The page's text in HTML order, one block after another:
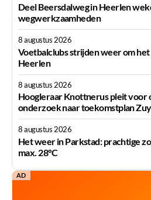
Deel Beersdalweg in Heerlen
wegwerkzaamheden
8 augustus 2026
Voetbalclubs strijden weer om
Heerlen
8 augustus 2026
Hoogleraar Knottnerus pleit voor
onderzoek naar toekomstplan
8 augustus 2026
Het weer in Parkstad: prachtige
max. 28°C
AD